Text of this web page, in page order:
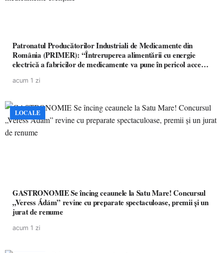
Patronatul Producătorilor Industriali de Medicamente din
România (PRIMER): “Întreruperea alimentării cu energie
electrică a fabricilor de medicamente va pune în pericol accesul
acum 1 zi
LOCALE
GASTRONOMIE Se încing ceaunele la Satu Mare! Concursul
„Veress Ádám” revine cu preparate spectaculoase, premii și un
jurat de renume
acum 1 zi